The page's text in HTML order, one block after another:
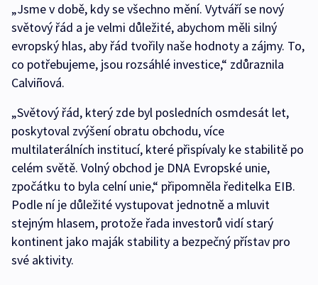
„Jsme v době, kdy se všechno mění. Vytváří se nový
světový řád a je velmi důležité, abychom měli silný
evropský hlas, aby řád tvořily naše hodnoty a zájmy. To,
co potřebujeme, jsou rozsáhlé investice,“ zdůraznila
Calviñová.
„Světový řád, který zde byl posledních osmdesát let,
poskytoval zvýšení obratu obchodu, více
multilaterálních institucí, které přispívaly ke stabilitě po
celém světě. Volný obchod je DNA Evropské unie,
zpočátku to byla celní unie,“ připomněla ředitelka EIB.
Podle ní je důležité vystupovat jednotně a mluvit
stejným hlasem, protože řada investorů vidí starý
kontinent jako maják stability a bezpečný přístav pro
své aktivity.